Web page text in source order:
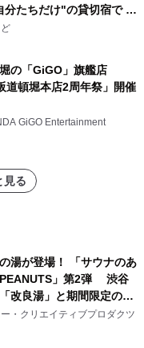
分たちだけ"の貸切宿で 1
岩屋温泉 絵島別庭 海と
司プラン
の「GiGO」旗艦店
道頓堀本店2周年祭」開催
GiGO Entertainment
見る
湯が登場！ 「サウナのあ
PEANUTS」第2弾 渋谷
改良湯」と期間限定のコ
ン サウナイキタイコラ
売決定！
・クリエイティブプロダクツ